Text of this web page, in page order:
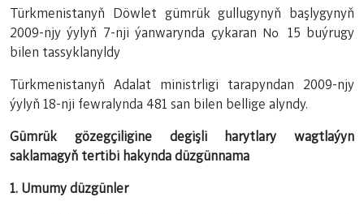
Türkmenistanyň Döwlet gümrük gullugynyň başlygynyň
2009-njy ýylyň 7-nji ýanwarynda çykaran № 15 buýrugy
bilen tassyklanyldy
Türkmenistanyň Adalat ministrligi tarapyndan 2009-njy
ýylyň 18-nji fewralynda 481 san bilen bellige alyndy.
Gümrük gözegçiligine degişli harytlary wagtlaýyn
saklamagyň tertibi hakynda düzgünnama
1. Umumy düzgünler